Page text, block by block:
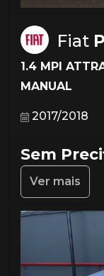
Fiat
1.4 MPI
MANUAL
2017/2018
Sem
Ver mais